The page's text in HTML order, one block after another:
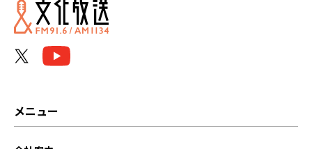
2023年11月
メニュー